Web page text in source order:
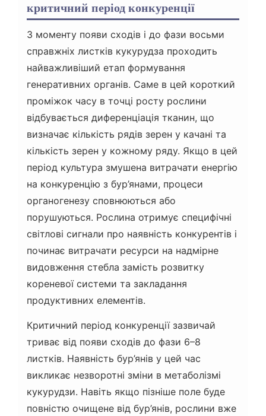
критичний період конкуренції
З моменту появи сходів і до фази восьми
справжніх листків кукурудза проходить
найважливіший етап формування
генеративних органів. Саме в цей короткий
проміжок часу в точці росту рослини
відбувається диференціація тканин, що
визначає кількість рядів зерен у качані та
кількість зерен у кожному ряду. Якщо в цей
період культура змушена витрачати енергію
на конкуренцію з бур’янами, процеси
органогенезу сповнюються або
порушуються. Рослина отримує специфічні
світлові сигнали про наявність конкурентів і
починає витрачати ресурси на надмірне
видовження стебла замість розвитку
кореневої системи та закладання
продуктивних елементів.
Критичний період конкуренції зазвичай
триває від появи сходів до фази 6–8
листків. Наявність бур’янів у цей час
викликає незворотні зміни в метаболізмі
кукурудзи. Навіть якщо пізніше поле буде
повністю очищене від бур’янів, рослини вже